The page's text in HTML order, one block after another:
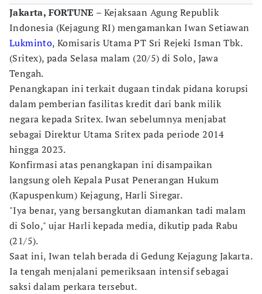
Jakarta, FORTUNE – Kejaksaan Agung Republik
Indonesia (Kejagung RI) mengamankan Iwan Setiawan
Lukminto, Komisaris Utama PT Sri Rejeki Isman Tbk.
(Sritex), pada Selasa malam (20/5) di Solo, Jawa
Tengah.
Penangkapan ini terkait dugaan tindak pidana korupsi
dalam pemberian fasilitas kredit dari bank milik
negara kepada Sritex. Iwan sebelumnya menjabat
sebagai Direktur Utama Sritex pada periode 2014
hingga 2023.
Konfirmasi atas penangkapan ini disampaikan
langsung oleh Kepala Pusat Penerangan Hukum
(Kapuspenkum) Kejagung, Harli Siregar.
"Iya benar, yang bersangkutan diamankan tadi malam
di Solo," ujar Harli kepada media, dikutip pada Rabu
(21/5).
Saat ini, Iwan telah berada di Gedung Kejagung Jakarta.
Ia tengah menjalani pemeriksaan intensif sebagai
saksi dalam perkara tersebut.